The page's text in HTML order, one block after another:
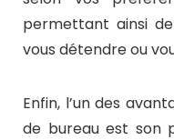
permettant ainsi
vous détendre ou
Enfin, l’un des
de bureau est son